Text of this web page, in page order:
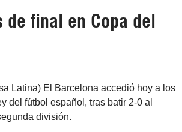
de final en Copa del
Latina) El Barcelona accedió hoy a los
del fútbol español, tras batir 2-0 al
división.